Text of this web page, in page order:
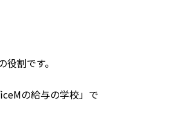
割です。
の給与の学校」で